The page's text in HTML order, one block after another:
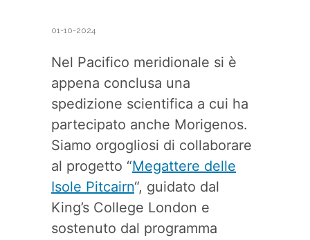
01-10-2024
Nel Pacifico meridionale si è
appena conclusa una
spedizione scientifica a cui ha
partecipato anche Morigenos.
Siamo orgogliosi di collaborare
al progetto “Megattere delle
Isole Pitcairn“, guidato dal
King’s College London e
sostenuto dal programma